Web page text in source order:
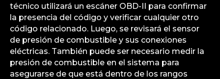
técnico utilizará un escáner OBD-II para confirmar
la presencia del código y verificar cualquier otro
código relacionado. Luego, se revisará el sensor
de presión de combustible y sus conexiones
eléctricas. También puede ser necesario medir la
presión de combustible en el sistema para
asegurarse de que está dentro de los rangos